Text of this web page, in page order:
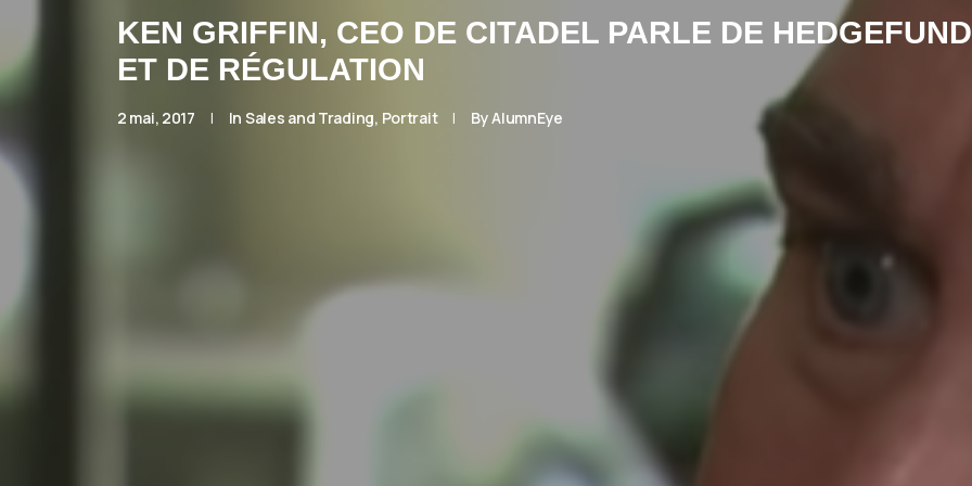
KEN GRIFFIN, CEO DE CITADEL PARLE DE
ET DE RÉGULATION
2 mai, 2017 | In Sales and Trading, Portrait | ByAlumnEye